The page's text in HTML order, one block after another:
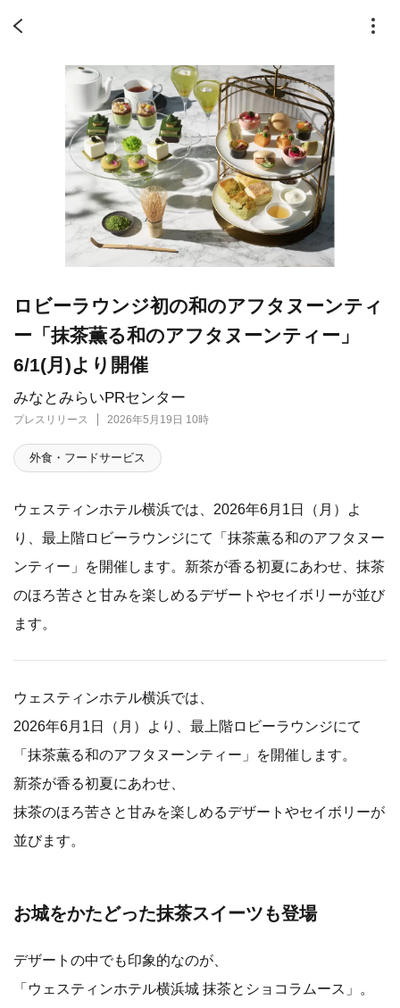
みなとみらいPRセンター
プレスリリース 2026年5月19日 10時
ロビーラウンジ初の和のアフタヌーンティ
ー「抹茶薫る和のアフタヌーンティー」
6/1(月)より開催
外食・フードサービス
ウェスティンホテル横浜では、2026年6月1日（月）よ
り、最上階ロビーラウンジにて「抹茶薫る和のアフタヌー
ンティー」を開催します。新茶が香る初夏にあわせ、抹茶
のほろ苦さと甘みを楽しめるデザートやセイボリーが並び
ます。
ウェスティンホテル横浜では、
2026年6月1日（月）より、最上階ロビーラウンジにて
「抹茶薫る和のアフタヌーンティー」を開催します。
新茶が香る初夏にあわせ、
抹茶のほろ苦さと甘みを楽しめるデザートやセイボリーが
並びます。
お城をかたどった抹茶スイーツも登場
デザートの中でも印象的なのが、
「ウェスティンホテル横浜城 抹茶とショコラムース」。